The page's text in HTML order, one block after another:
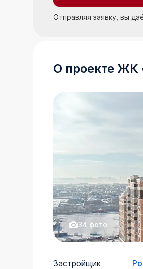
Отправляя заявку, вы
О проекте ЖК
34 фото
Застройщик